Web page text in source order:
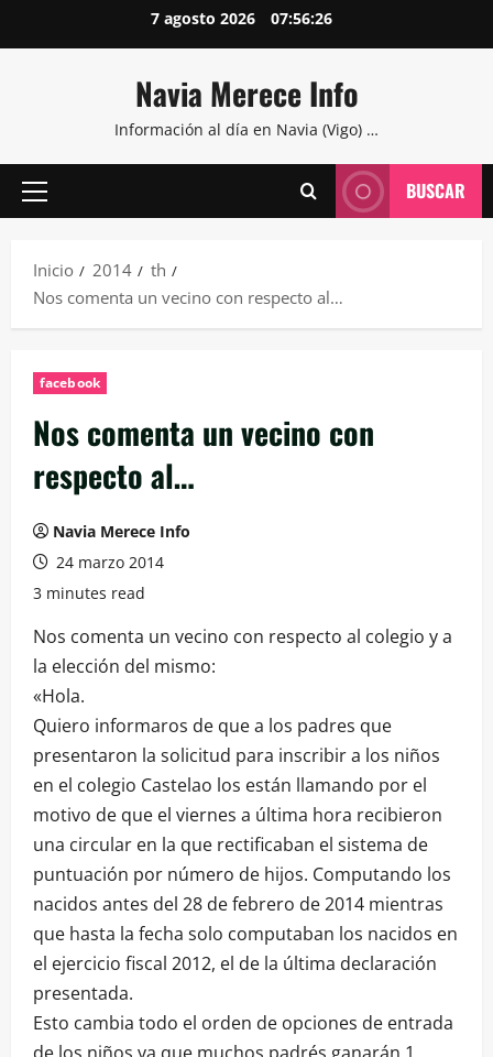
al
7 agosto 2026 07:56:27
Navia Merece Info
Información al día en Navia (Vigo) …
Menú
BUSCAR
Inicio 2014
th
Nos comenta un vecino con respecto al…
facebook
Nos comenta un vecino con
respecto al…
Navia Merece Info
24 marzo 2014
3 minutes read
Nos comenta un vecino con respecto al colegio y a
la elección del mismo:
«Hola.
Quiero informaros de que a los padres que
presentaron la solicitud para inscribir a los niños
en el colegio Castelao los están llamando por el
motivo de que el viernes a última hora recibieron
una circular en la que rectificaban el sistema de
puntuación por número de hijos. Computando los
nacidos antes del 28 de febrero de 2014 mientras
que hasta la fecha solo computaban los nacidos en
el ejercicio fiscal 2012, el de la última declaración
presentada.
Esto cambia todo el orden de opciones de entrada